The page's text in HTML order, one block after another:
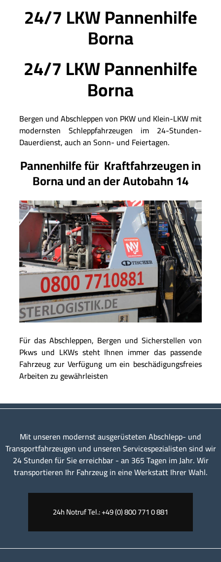
24/7 LKW Pannenhilfe
Borna
24/7 LKW Pannenhilfe
Borna
Bergen und Abschleppen von PKW und Klein-LKW mit
modernsten Schleppfahrzeugen im 24-Stunden-
Dauerdienst, auch an Sonn- und Feiertagen.
Pannenhilfe für Kraftfahrzeugen in
Borna und an der Autobahn 14
Für das Abschleppen, Bergen und Sicherstellen von
Pkws und LKWs steht Ihnen immer das passende
Fahrzeug zur Verfügung um ein beschädigungsfreies
Arbeiten zu gewährleisten
Mit unseren modernst ausgerüsteten Abschlepp- und
Transportfahrzeugen und unseren Servicespezialisten sind wir
24 Stunden für Sie erreichbar - an 365 Tagen im Jahr. Wir
transportieren Ihr Fahrzeug in eine Werkstatt Ihrer Wahl.
24h Notruf Tel.: +49 (0) 800 771 0 881